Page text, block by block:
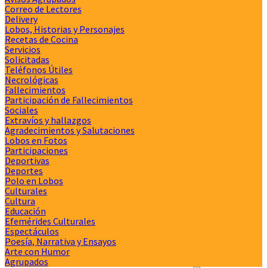
Correo de Lectores
Delivery
Lobos, Historias y Personajes
Recetas de Cocina
Servicios
Solicitadas
Teléfonos Útiles
Necrológicas
Fallecimientos
Participación de Fallecimientos
Sociales
Extravíos y hallazgos
Agradecimientos y Salutaciones
Lobos en Fotos
Participaciones
Deportivas
Deportes
Polo en Lobos
Culturales
Cultura
Educación
Efemérides Culturales
Espectáculos
Poesía, Narrativa y Ensayos
Arte con Humor
Agrupados